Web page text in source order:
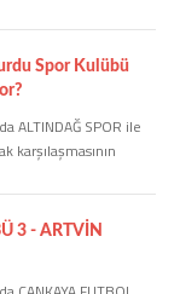
Spor Kulübü
ALTINDAĞ SPOR ile
karşılaşmasının
3 - ARTVİN